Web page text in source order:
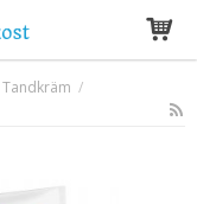
Tandkräm /